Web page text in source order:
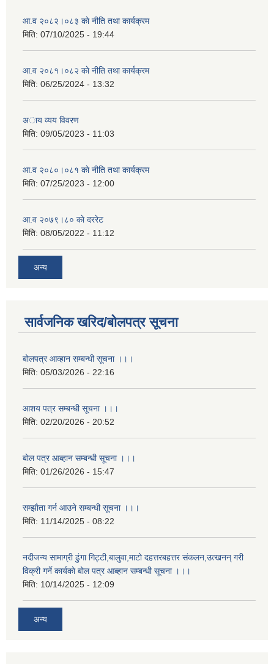
आ.व २०८२।०८३ काे नीति तथा कार्यक्रम
मिति: 07/10/2025 - 19:44
आ.व २०८१।०८२ काे नीति तथा कार्यक्रम
मिति: 06/25/2024 - 13:32
अाय व्यय विवरण
मिति: 09/05/2023 - 11:03
आ.व २०८०।०८१ काे नीति तथा कार्यक्रम
मिति: 07/25/2023 - 12:00
आ.व २०७९।८० काे दररेट
मिति: 08/05/2022 - 11:12
अन्य
सार्वजनिक खरिद/बोलपत्र सूचना
बोलपत्र आव्हान सम्बन्धी सूचना ।।।
मिति: 05/03/2026 - 22:16
आशय पत्र सम्बन्धी सूचना ।।।
मिति: 02/20/2026 - 20:52
बाेल पत्र आब्हान सम्बन्धी सूचना ।।।
मिति: 01/26/2026 - 15:47
सम्झाैता गर्न आउने सम्बन्धी सूचना ।।।
मिति: 11/14/2025 - 08:22
नदीजन्य सामाग्री ढुंगा गिट्टी,बालुवा,माटो दहत्तरबहत्तर संकलन,उत्खनन् गरी
विक्री गर्ने कार्यकाे बोल पत्र आब्हान सम्बन्धी सूचना ।।।
मिति: 10/14/2025 - 12:09
अन्य